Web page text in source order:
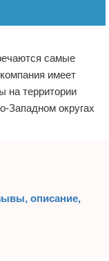
самые
имеет
на территории
Западном округах
описание,